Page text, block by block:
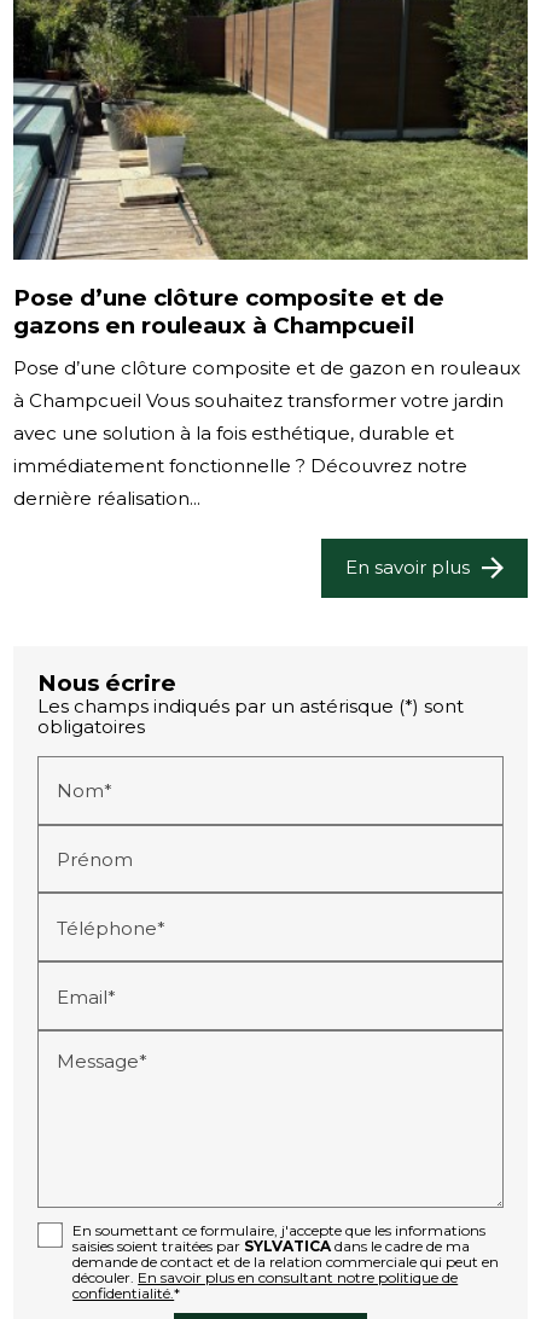
Pose d’une clôture composite et de
gazons en rouleaux à Champcueil
Pose d’une clôture composite et de gazon en rouleaux
à Champcueil Vous souhaitez transformer votre jardin
avec une solution à la fois esthétique, durable et
immédiatement fonctionnelle ? Découvrez notre
dernière réalisation...
En savoir plus
Nous écrire
Les champs indiqués par un astérisque (*) sont
obligatoires
Nom*
Prénom
Téléphone*
Email*
Message*
En soumettant ce formulaire, j'accepte que les informations
saisies soient traitées par SYLVATICA dans le cadre de ma
demande de contact et de la relation commerciale qui peut en
découler. En savoir plus en consultant notre politique de
confidentialité.*